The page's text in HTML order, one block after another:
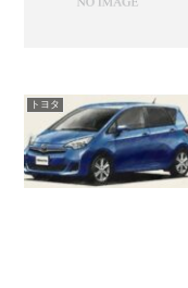
トヨタ